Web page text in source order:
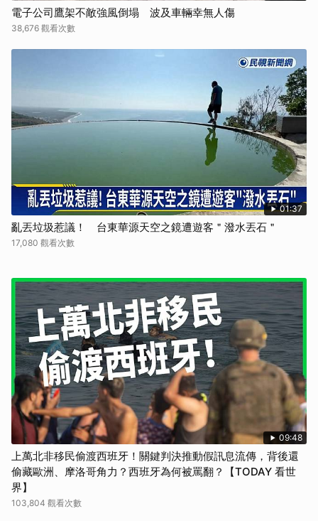
電子公司鷹架不敵強風倒塌 波及車輛幸無人傷
38,676 觀看次數
01:37
亂丟垃圾惹議！ 台東華源天空之鏡遭遊客＂潑水丟石＂
17,080 觀看次數
09:48
上萬北非移民偷渡西班牙！關鍵判決推動假訊息流傳，背後還
偷藏歐洲、摩洛哥角力？西班牙為何被罵翻？【TODAY 看世
界】
103,804 觀看次數